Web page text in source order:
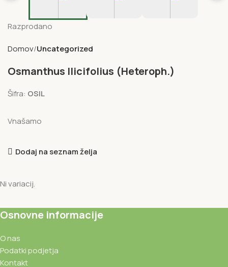
Razprodano
Domov Uncategorized
Osmanthus Ilicifolius (Heteroph.)
Šifra: OSIL
Vnašamo
Dodaj na seznam želja
Ni variacij.
Osnovne informacije
O nas
Podatki podjetja
Kontakt